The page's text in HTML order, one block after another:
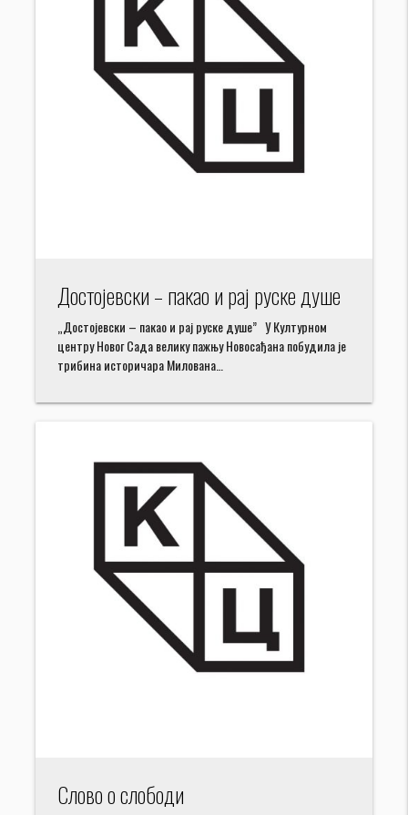
Достојевски – пакао и рај руске душе
„Достојевски – пакао и рај руске душе” У Културном
центру Новог Сада велику пажњу Новосађана побудила је
трибина историчара Милована…
Слово о слободи